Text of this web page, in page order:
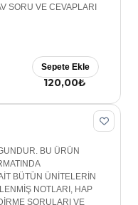
SORU VE CEVAPLARI
120,00₺
Sepete Ekle
BU ÜRÜN
BÜTÜN ÜNİTELERİN
NOTLARI, HAP
SORULARI VE